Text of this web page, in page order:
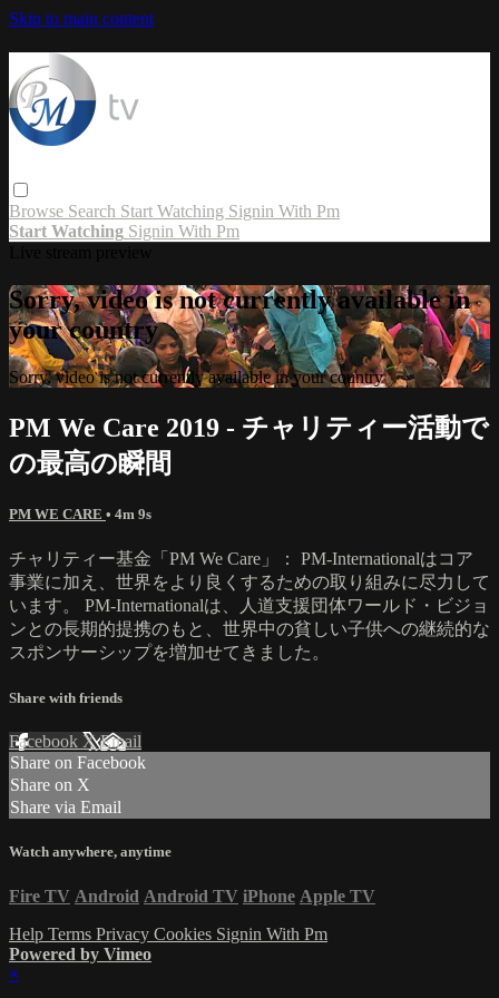
Skip to main content
Browse Search Start Watching Signin With Pm
Start Watching Signin With Pm
Sorry, video is not currently available in
your country
Sorry, video is not currently available in your country
PM We Care 2019 - チャリティー活動で
の最高の瞬間
PM WE CARE • 4m 9s
チャリティー基金「PM We Care」： PM-Internationalはコア
事業に加え、世界をより良くするための取り組みに尽力して
います。 PM-Internationalは、人道支援団体ワールド・ビジョ
ンとの長期的提携のもと、世界中の貧しい子供への継続的な
スポンサーシップを増加せてきました。
Share with friends
Facebook XEmail
Share on Facebook
Share on X
Share via Email
Watch anywhere, anytime
Fire TV Android Android TV iPhone Apple TV
Help Terms Privacy Cookies Signin With Pm
Powered by Vimeo
×